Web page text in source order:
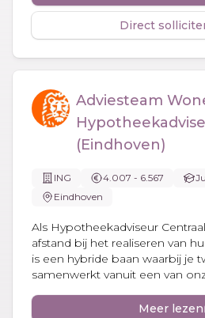
Direct
Adviesteam
(Eindhoven)
ING 4.007 - 6.567
Eindhoven
Als Hypotheekadviseur
afstand bij het realiseren van
is een hybride baan waarbij je
samenwerkt vanuit een van
Meer lezen